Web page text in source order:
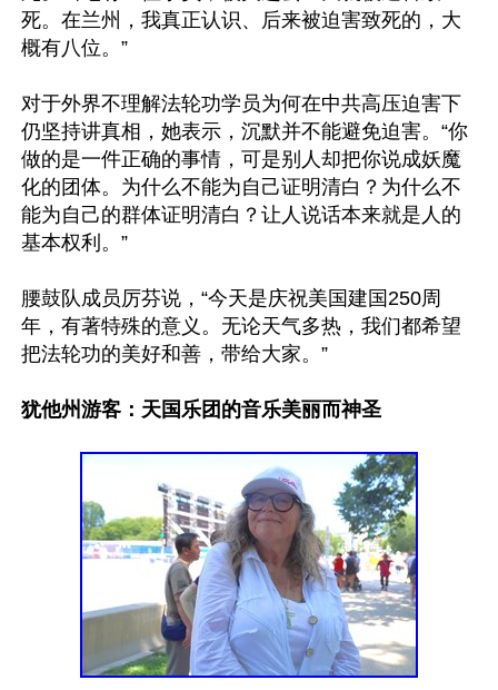
死。在兰州，我真正认识、后来被迫害致死的，大
概有八位。”
对于外界不理解法轮功学员为何在中共高压迫害下
仍坚持讲真相，她表示，沉默并不能避免迫害。“你
做的是一件正确的事情，可是别人却把你说成妖魔
化的团体。为什么不能为自己证明清白？为什么不
能为自己的群体证明清白？让人说话本来就是人的
基本权利。”
腰鼓队成员厉芬说，“今天是庆祝美国建国250周
年，有著特殊的意义。无论天气多热，我们都希望
把法轮功的美好和善，带给大家。”
犹他州游客：天国乐团的音乐美丽而神圣